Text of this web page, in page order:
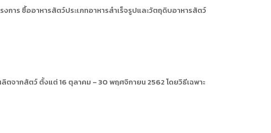
าร ซื้ออาหารสัตว์ประเภทอาหารสำเร็จรูปและวัตถุดิบอาหารสัตว์
ตจากสัตว์ ตั้งแต่ 16 ตุลาคม – 30 พฤศจิกายน 2562 โดยวิธีเฉพาะ